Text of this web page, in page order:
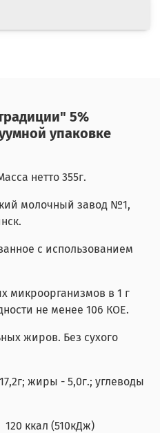
5%
упаковке
нетто 355г.
молочный завод №1,
с использованием
микроорганизмов в 1 г
не менее 106 КОЕ.
жиров. Без сухого
жиры - 5,0г.; углеводы
120 ккал (510кДж)